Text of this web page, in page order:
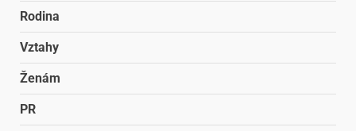
Rodina
Vztahy
Ženám
PR